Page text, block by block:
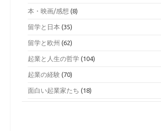
本・映画/感想 (8)
留学と日本 (35)
留学と欧州 (62)
起業と人生の哲学 (104)
起業の経験 (70)
面白い起業家たち (18)